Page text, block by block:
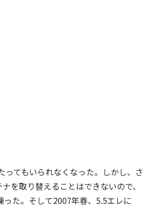
てもいられなくなった。しかし、さ
を取り替えることはできないので、
た。そして2007年春、5.5エレに